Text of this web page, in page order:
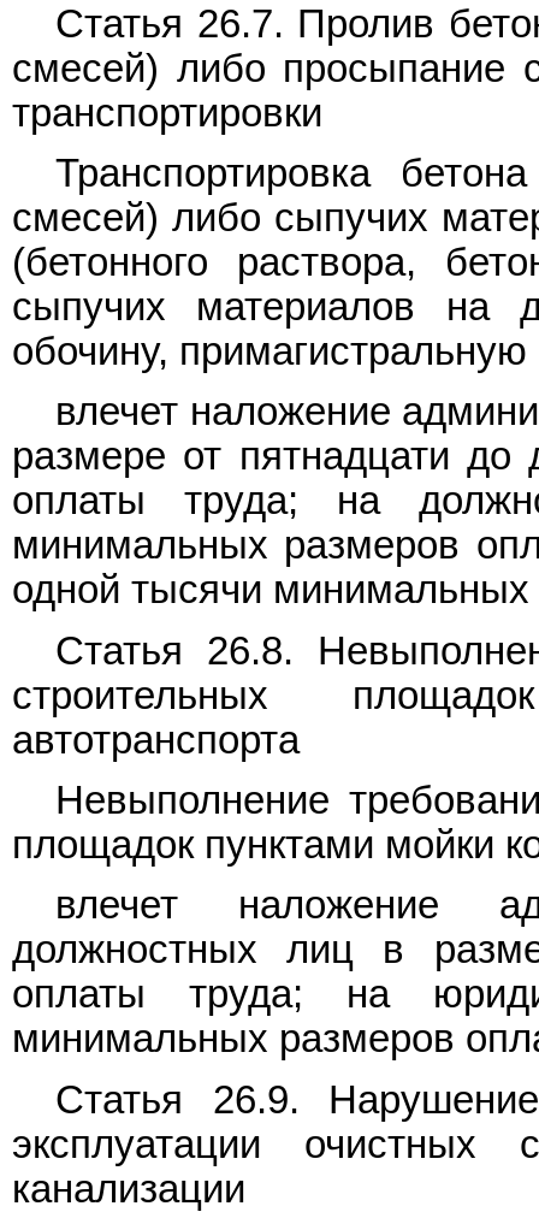
Статья 26.7. Пролив
смесей) либо просыпание
транспортировки
Транспортировка
смесей) либо сыпучих
(бетонного раствора,
сыпучих материалов на
обочину, примагистральную
влечет наложение
размере от пятнадцати
оплаты труда; на
минимальных размеров
одной тысячи
Статья 26.8.
строительных
автотранспорта
Невыполнение
площадок пунктами мойки
влечет наложение
должностных лиц в
оплаты труда; на
минимальных размеров
Статья 26.9.
эксплуатации
канализации